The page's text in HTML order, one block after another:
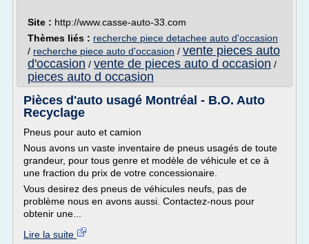
Site : http://www.casse-auto-33.com
Thèmes liés : recherche piece detachee auto d'occasion
/ recherche piece auto d'occasion / vente pieces auto
d'occasion / vente de pieces auto d occasion /
pieces auto d occasion
Pièces d'auto usagé Montréal - B.O. Auto
Recyclage
Pneus pour auto et camion
Nous avons un vaste inventaire de pneus usagés de toute
grandeur, pour tous genre et modèle de véhicule et ce à
une fraction du prix de votre concessionaire.
Vous desirez des pneus de véhicules neufs, pas de
problème nous en avons aussi. Contactez-nous pour
obtenir une...
Lire la suite